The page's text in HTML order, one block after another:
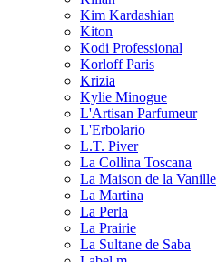
Kim Kardashian
Kiton
Kodi Professional
Korloff Paris
Krizia
Kylie Minogue
L'Artisan Parfumeur
L'Erbolario
L.T. Piver
La Collina Toscana
La Maison de la Vanille
La Martina
La Perla
La Prairie
La Sultane de Saba